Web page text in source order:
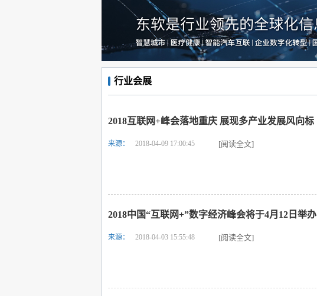
行业会展
2018互联网+峰会落地重庆 展现多产业发展风向标
来源： 2018-04-09 17:00:45 [阅读全文]
2018中国“互联网+”数字经济峰会将于4月12日举办
来源： 2018-04-03 15:55:48 [阅读全文]